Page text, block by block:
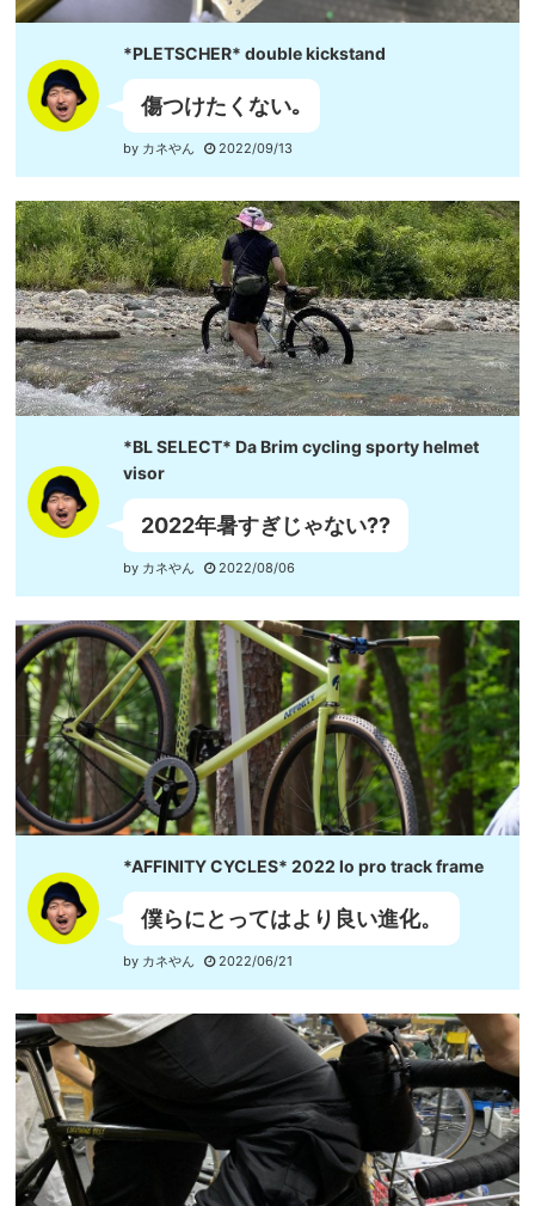
*PLETSCHER* double kickstand
傷つけたくない｡
by カネやん 2022/09/13
*BL SELECT* Da Brim cycling sporty helmet
visor
2022年暑すぎじゃない??
by カネやん 2022/08/06
*AFFINITY CYCLES* 2022 lo pro track frame
僕らにとってはより良い進化。
by カネやん 2022/06/21